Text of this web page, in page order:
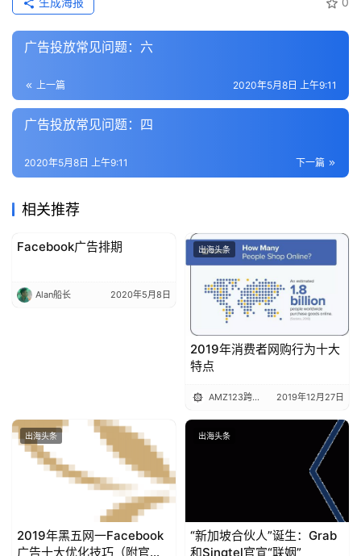
首
页
营
实
战
分
案
盘
手
干
广告投放常见问题：六
上一篇 2020年5月8日 上午9:11
广告投放常见问题：四
下一篇
2020年5月8日 上午9:11
相关推荐
出海头条
Facebook广告排期
Alan船长 2020年5月8日
出海头条
2019年消费者网购行为十大
特点
AMZ123跨境电商 2019年12月27日
出海头条
2019年黑五网一Facebook
广告十大优化技巧（附官方
出海头条
“新加坡合伙人”诞生：Grab
和Singtel官宣“联姻”